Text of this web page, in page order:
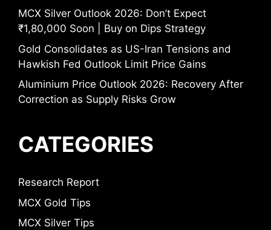
MCX Silver Outlook 2026: Don’t Expect
₹1,80,000 Soon | Buy on Dips Strategy
Gold Consolidates as US-Iran Tensions and
Hawkish Fed Outlook Limit Price Gains
Aluminium Price Outlook 2026: Recovery After
Correction as Supply Risks Grow
CATEGORIES
Research Report
MCX Gold Tips
MCX Silver Tips